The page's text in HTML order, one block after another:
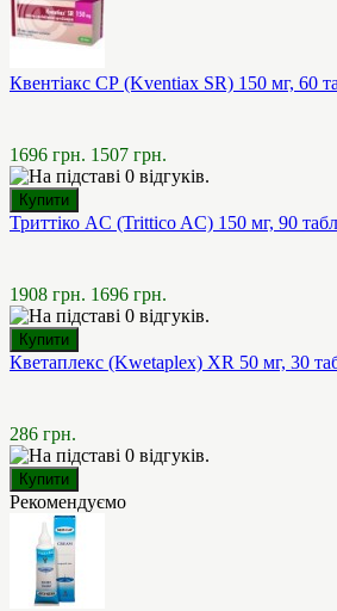
Квентіакс СР (Kventiax SR) 150 мг, 60
1696 грн. 1507 грн.
Триттіко AC (Trittico AC) 150 мг, 90
1908 грн. 1696 грн.
Кветаплекс (Kwetaplex) XR 50 мг, 30
286 грн.
Рекомендуємо